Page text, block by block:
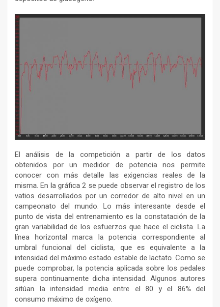
El análisis de la competición a partir de los datos
obtenidos por un medidor de potencia nos permite
conocer con más detalle las exigencias reales de la
misma. En la gráfica 2 se puede observar el registro de los
vatios desarrollados por un corredor de alto nivel en un
campeonato del mundo. Lo más interesante desde el
punto de vista del entrenamiento es la constatación de la
gran variabilidad de los esfuerzos que hace el ciclista. La
línea horizontal marca la potencia correspondiente al
umbral funcional del ciclista, que es equivalente a la
intensidad del máximo estado estable de lactato. Como se
puede comprobar, la potencia aplicada sobre los pedales
supera continuamente dicha intensidad. Algunos autores
sitúan la intensidad media entre el 80 y el 86% del
consumo máximo de oxígeno.